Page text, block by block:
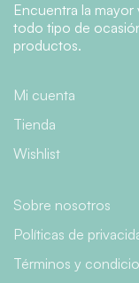
Encuentra la
todo tipo de
productos.
Mi cuenta
Tienda
Wishlist
Sobre nosotros
Políticas de
Términos y